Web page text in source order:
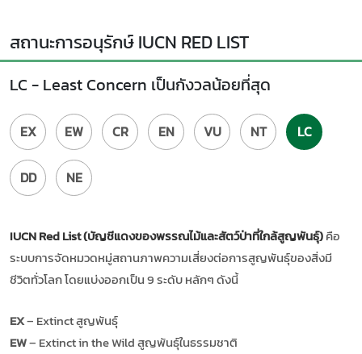
สถานะการอนุรักษ์ IUCN RED LIST
LC - Least Concern เป็นกังวลน้อยที่สุด
EX EW CR EN VU NT LC
DD NE
IUCN Red List (บัญชีแดงของพรรณไม้และสัตว์ป่าที่ใกล้สูญพันธุ์)คือ
ระบบการจัดหมวดหมู่สถานภาพความเสี่ยงต่อการสูญพันธุ์ของสิ่งมี
ชีวิตทั่วโลก โดยแบ่งออกเป็น 9 ระดับ หลักๆ ดังนี้
EX– Extinct สูญพันธุ์
EW– Extinct in the Wild สูญพันธุ์ในธรรมชาติ